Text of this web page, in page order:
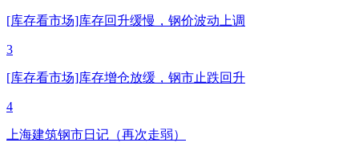
[库存看市场]库存回升缓慢，钢价波动上调
3
[库存看市场]库存增仓放缓，钢市止跌回升
4
上海建筑钢市日记（再次走弱）